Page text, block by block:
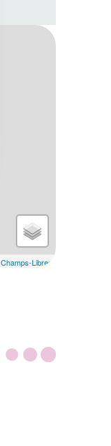
Champs-Libres